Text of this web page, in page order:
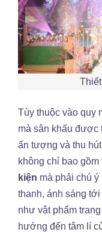
Tùy thuộc vào quy
mà sân khấu được
ấn tượng và thu
không chỉ bao gồm
kiện mà phải chú
thanh, ánh sáng
như vật phẩm
hướng đến tâm lí